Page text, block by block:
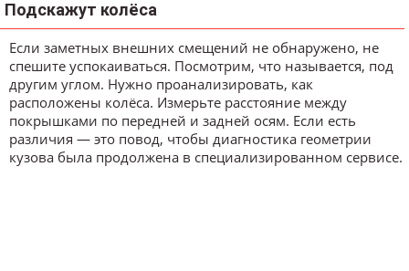
Подскажут колёса
Если заметных внешних смещений не обнаружено, не
спешите успокаиваться. Посмотрим, что называется, под
другим углом. Нужно проанализировать, как
расположены колёса. Измерьте расстояние между
покрышками по передней и задней осям. Если есть
различия — это повод, чтобы диагностика геометрии
кузова была продолжена в специализированном сервисе.